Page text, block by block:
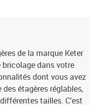
de la marque Keter
dans votre
dont vous avez
étagères réglables,
tailles. C'est